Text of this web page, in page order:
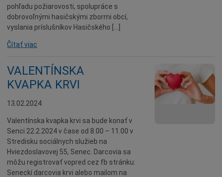
pohľadu požiarovosti, spolupráce s
dobrovoľnými hasičskými zbormi obcí,
vyslania príslušníkov Hasičského […]
Čítať viac
VALENTÍNSKA
KVAPKA KRVI
13.02.2024
Valentínska kvapka krvi sa bude konať v
Senci 22.2.2024 v čase od 8.00 – 11.00 v
Stredisku sociálnych služieb na
Hviezdoslavovej 55, Senec. Darcovia sa
môžu registrovať vopred cez fb stránku:
Seneckí darcovia krvi alebo mailom na